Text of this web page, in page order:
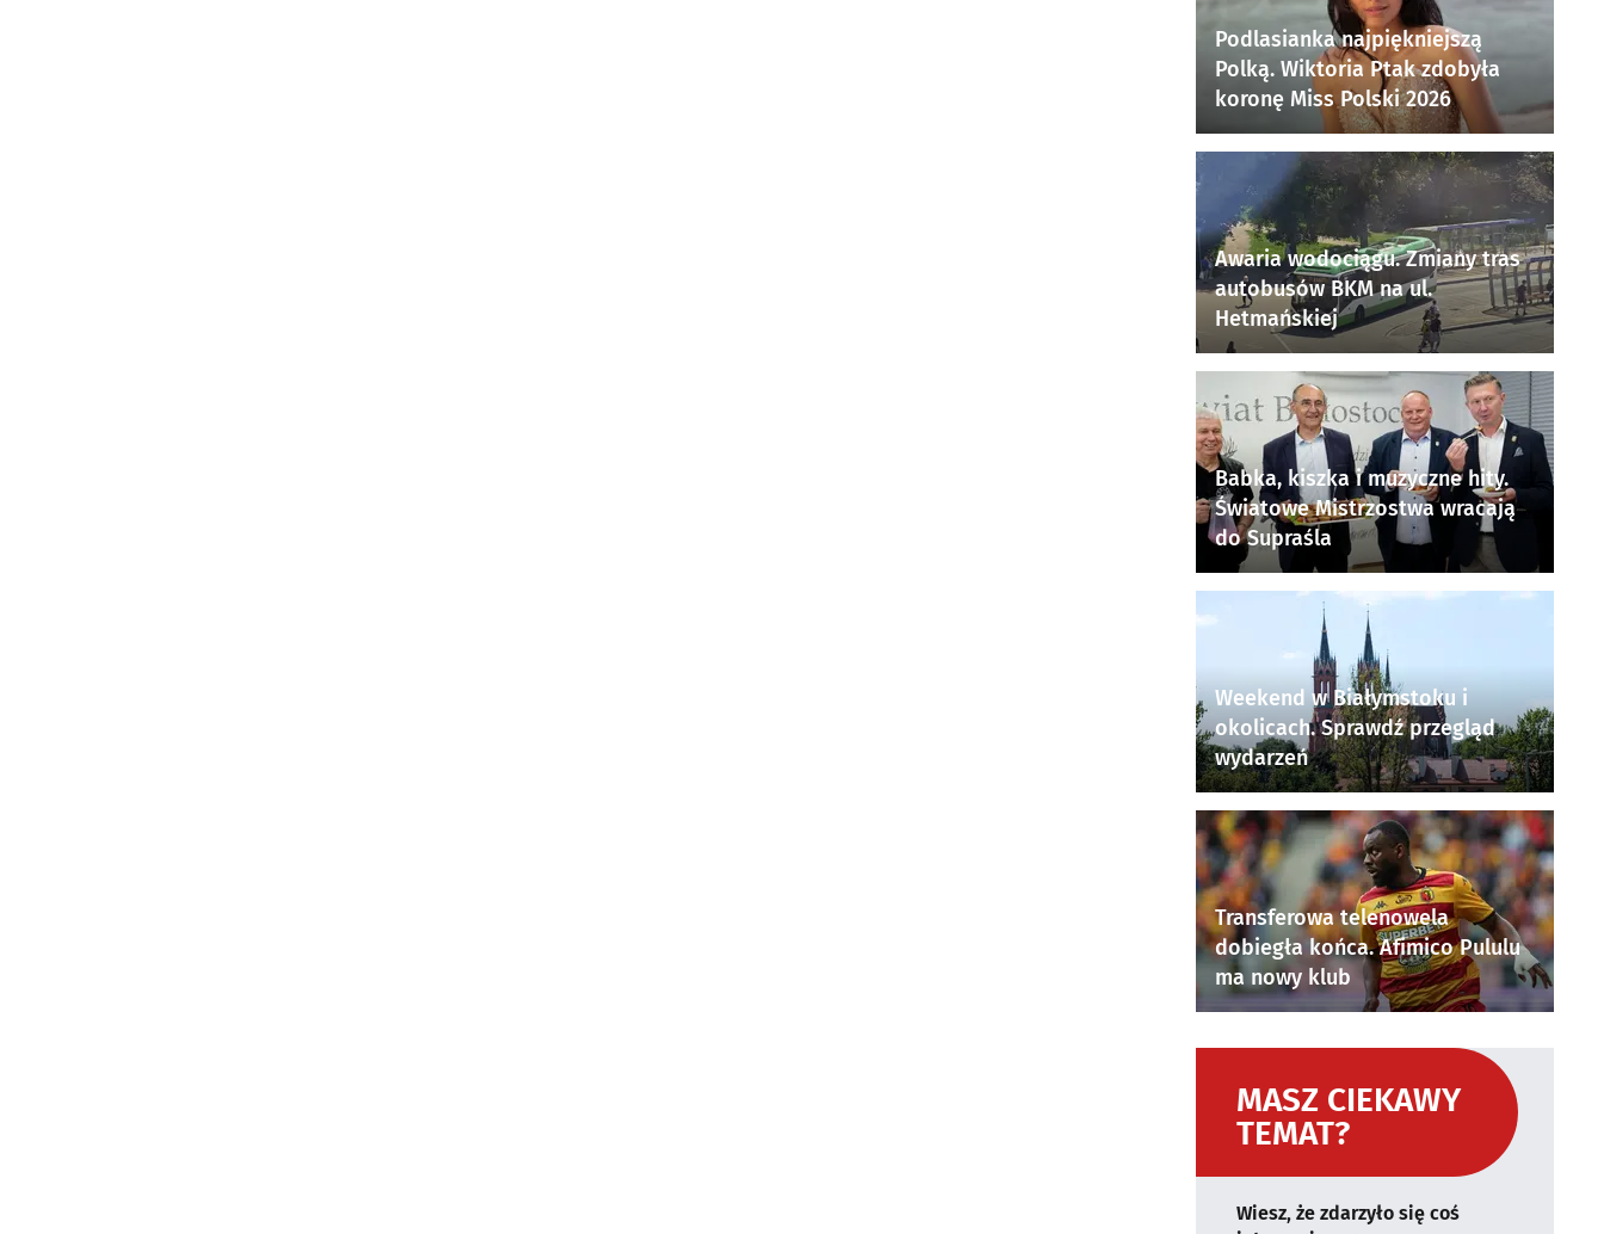
Podlasianka najpiękniejszą
Polką. Wiktoria Ptak zdobyła
koronę Miss Polski 2026
Awaria wodociągu. Zmiany tras
autobusów BKM na ul.
Hetmańskiej
Babka, kiszka i muzyczne hity.
Światowe Mistrzostwa wracają
do Supraśla
Weekend w Białymstoku i
okolicach. Sprawdź przegląd
wydarzeń
Transferowa telenowela
dobiegła końca. Afimico Pululu
ma nowy klub
MASZ CIEKAWY
TEMAT?
Wiesz, że zdarzyło się coś